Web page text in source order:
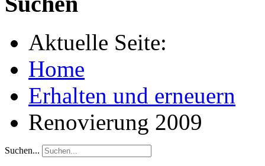
Aktuelle Seite:
Home
Erhalten und erneuern
Renovierung 2009
Suchen...